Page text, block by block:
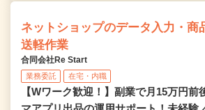
ネットショップのデータ入力・商
送軽作業
合同会社Re Start
業務委託 在宅・内職
【Wワーク歓迎！】副業で月15万円前